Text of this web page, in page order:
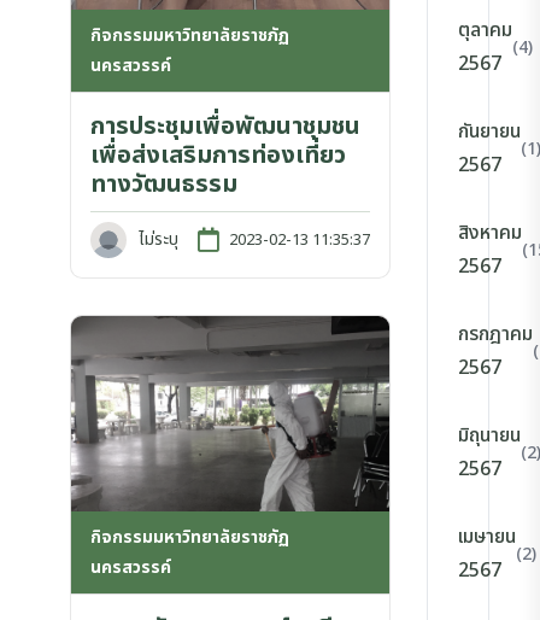
กิจกรรมมหาวิทยาลัยราชภัฏ
นครสวรรค์
การประชุมเพื่อพัฒนาชุมชน
เพื่อส่งเสริมการท่องเที่ยว
ทางวัฒนธรรม
ไม่ระบุ 2023-02-13 11:35:37
กิจกรรมมหาวิทยาลัยราชภัฏ
นครสวรรค์
ตุลาคม
2567
(4)
กันยายน
2567
(1)
สิงหาคม
2567
กรกฎาคม
2567
มิถุนายน
2567
(2)
เมษายน
2567
(2)